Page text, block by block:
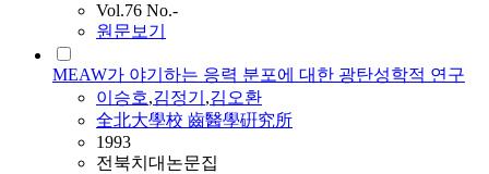
Vol.76 No.-
원문보기
MEAW가 야기하는 응력 분포에 대한 광탄성학적 연구
이승호,김정기 ,김오환
全北大學校 齒醫學硏究所
1993
전북치대논문집